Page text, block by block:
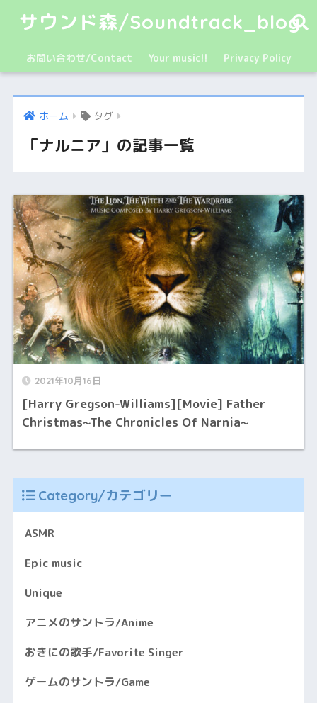
サウンド森/Soundtrack_blog
お問い合わせ/Contact Your music!! Privacy Policy
ホーム タグ
「ナルニア」の記事一覧
2021年10月16日
[Harry Gregson-Williams][Movie] Father
Christmas~The Chronicles Of Narnia~
Category/カテゴリー
ASMR
Epic music
Unique
アニメのサントラ/Anime
おきにの歌手/Favorite Singer
ゲームのサントラ/Game